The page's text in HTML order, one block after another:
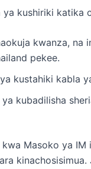
kushiriki katika
kwanza, na
pekee.
kustahiki kabla
kubadilisha
Masoko ya